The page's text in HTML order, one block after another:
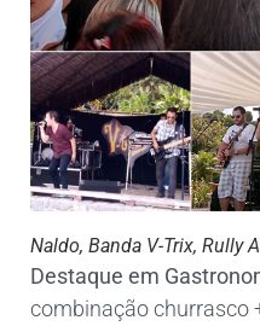
Naldo, Banda V-Trix, Rully
Destaque em
combinação churrasco